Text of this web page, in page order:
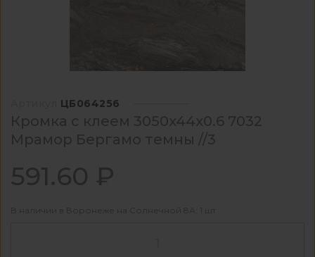
ЦБ064256
Кромка с клеем 3050x44x0.6 7032
Мрамор Бергамо темны //3
591.60 ₽
В наличии в Воронеже на Солнечной 8А: 1 шт